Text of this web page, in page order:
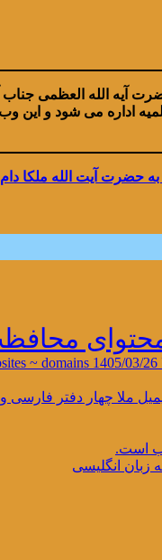
آیه الله العظمی
اداره می شود و این
شده ۷۰ وبسایت
است.
زبان انگلیسی